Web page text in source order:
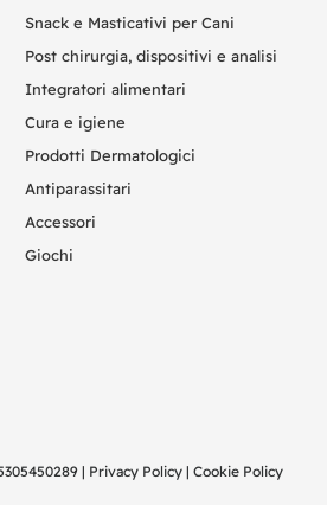
Snack e Masticativi per Cani
Post chirurgia, dispositivi e analisi
Integratori alimentari
Cura e igiene
Prodotti Dermatologici
Antiparassitari
Accessori
Giochi
| Privacy Policy| Cookie Policy